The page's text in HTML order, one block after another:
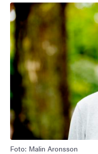
Bild
Foto: Malin Aronsson